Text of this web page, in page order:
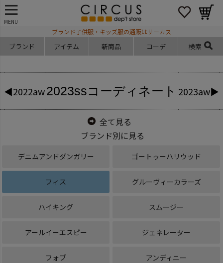
MENU
ブランド子供服・キッズ服の通販はサーカス
ブランド アイテム 新商品 コーデ 検索
◀2022aw2023ssコーディネート 2023aw▶
全て見る
ブランド別に見る
デニムアンドダンガリー ゴートゥーハリウッド
フィス グルーヴィーカラーズ
ハイキング スムージー
アールイーエスピー ジェネレーター
フォブ アンディニー